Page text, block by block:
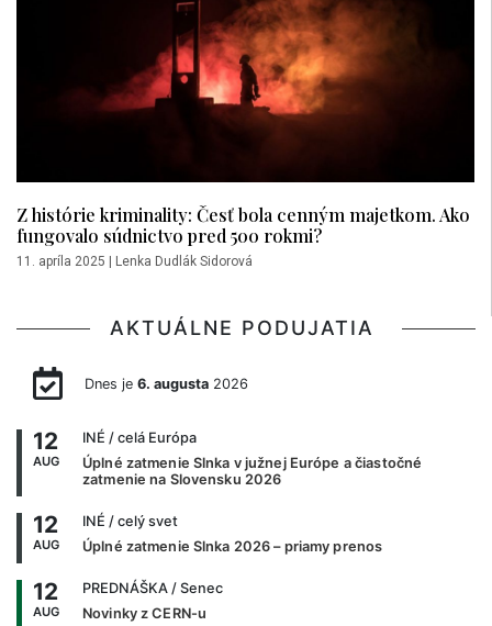
Z histórie kriminality: Česť bola cenným majetkom. Ako
fungovalo súdnictvo pred 500 rokmi?
11. apríla 2025 | Lenka Dudlák Sidorová
AKTUÁLNE PODUJATIA
Dnes je 6. augusta2026
12
AUG
INÉ / celá Európa
Úplné zatmenie Slnka v južnej Európe a čiastočné
zatmenie na Slovensku 2026
12
AUG
INÉ / celý svet
Úplné zatmenie Slnka 2026 – priamy prenos
12
AUG
PREDNÁŠKA / Senec
Novinky z CERN-u